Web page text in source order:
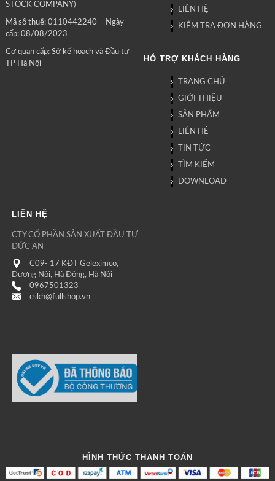
STOCK COMPANY)
Mã số thuế: 0110442240 – Ngày
cấp: 08/08/2023
Cơ quan cấp: Sở kế hoạch và Đầu tư
TP Hà Nội
LIÊN HỆ
KIỂM TRA ĐƠN HÀNG
HỖ TRỢ KHÁCH HÀNG
TRANG CHỦ
GIỚI THIỆU
SẢN PHẨM
LIÊN HỆ
TIN TỨC
TÌM KIẾM
DOWNLOAD
LIÊN HỆ
CTY CỔ PHẦN SẢN XUẤT ĐẦU TƯ
ĐỨC AN
C09- 17 KĐT Geleximco,
Dương Nội, Hà Đông, Hà Nội
0967501323
cskh@fullshop.vn
HÌNH THỨC THANH TOÁN